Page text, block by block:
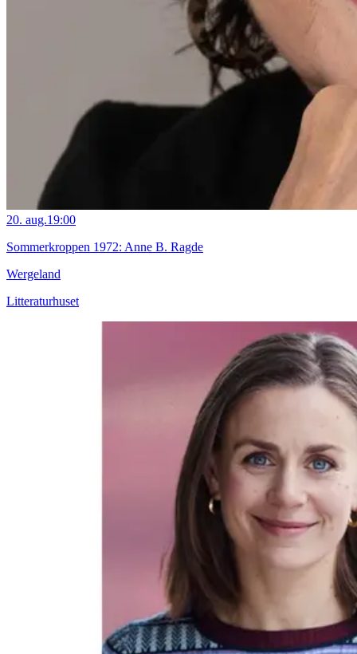
20. aug.19:00
Sommerkroppen 1972: Anne B. Ragde
Wergeland
Litteraturhuset